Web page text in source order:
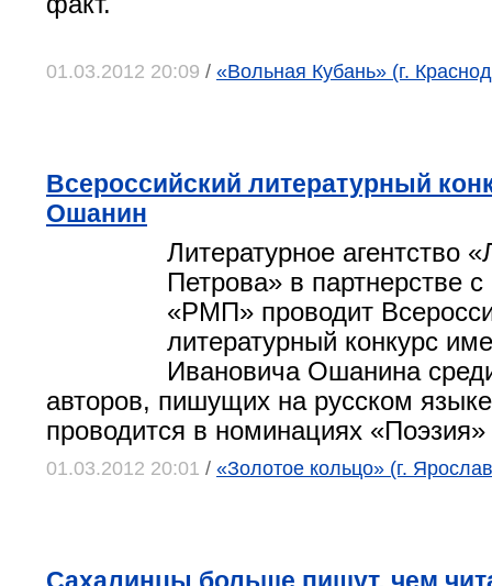
01.03.2012 20:09 / «Вольная Кубань» (г.
Всероссийский литературный
Ошанин
Литературное агентство
Петрова» в партнерстве
«РМП» проводит
литературный конкурс
Ивановича Ошанина
авторов, пишущих на русском
проводится в номинациях
01.03.2012 20:01 / «Золотое кольцо» (г.